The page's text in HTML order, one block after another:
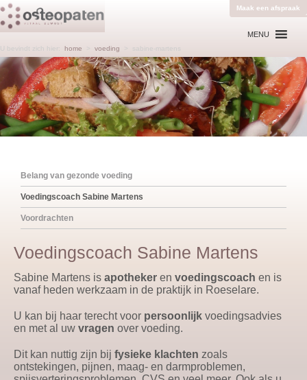
Maak een afspraak
MENU
U bevindt zich hier: home voeding sabine-martens
Belang van gezonde voeding
Voedingscoach Sabine Martens
Voordrachten
Voedingscoach Sabine Martens
Sabine Martens is apotheker en voedingscoach en is
vanaf heden werkzaam in de praktijk in Roeselare.
U kan bij haar terecht voor persoonlijk voedingsadvies
en met al uw vragen over voeding.
Dit kan nuttig zijn bij fysieke klachten zoals
ontstekingen, pijnen, maag- en darmproblemen,